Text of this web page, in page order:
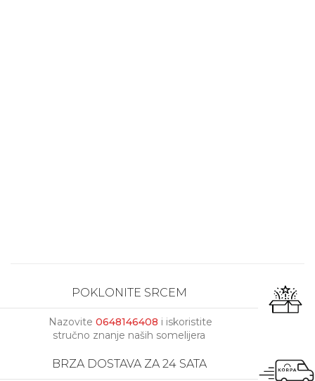
POKLONITE SRCEM
Nazovite 0648146408 i iskoristite
stručno znanje naših somelijera
BRZA DOSTAVA ZA 24 SATA